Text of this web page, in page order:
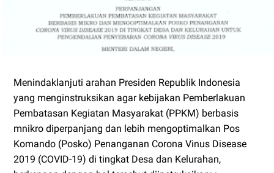
Menindaklanjuti arahan Presiden Republik Indonesia
yang menginstruksikan agar kebijakan Pemberlakuan
Pembatasan Kegiatan Masyarakat (PPKM) berbasis
mnikro diperpanjang dan lebih mengoptimalkan Pos
Komando (Posko) Penanganan Corona Vinus Disease
2019 (COVID-19) di tingkat Desa dan Kelurahan,